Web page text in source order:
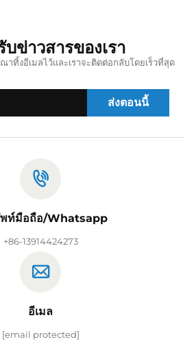
ข่าวสารของเรา
ทิ้งอีเมลไว้และเราจะติดต่อกลับโดยเร็วที่สุด
ส่งตอนนี้
ท์มือถือ/Whatsapp
+86-13914424273
อีเมล
[email protected]